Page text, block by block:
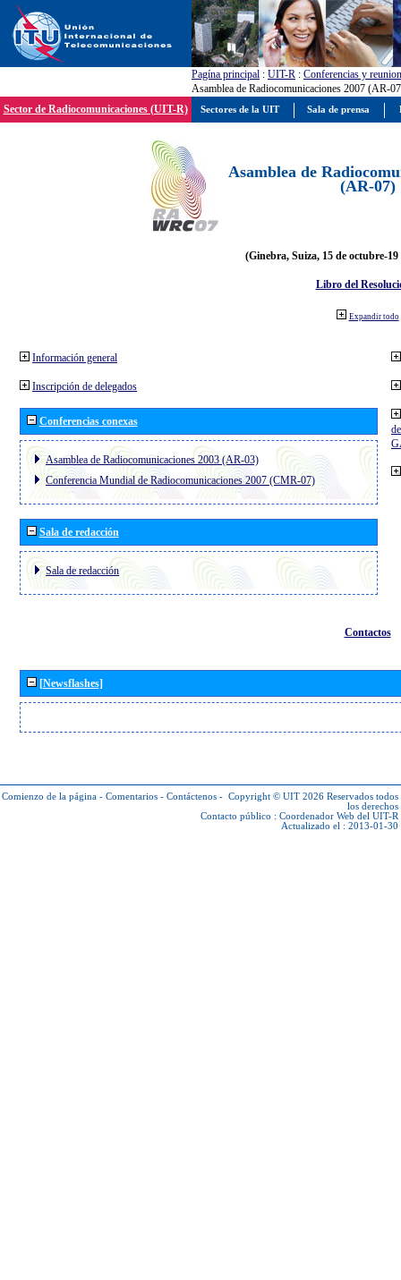
Pagína principal : UIT-R : Conferencias y
Asamblea de Radiocomunicaciones 2007 (AR-
Sector de Radiocomunicaciones (UIT-R)
Asamblea de
(AR-07)
(Ginebra, Suiza, 15 de octubre-19
Libro del
Expandir todo
Información general
Inscripción de delegados
Conferencias conexas
Asamblea de Radiocomunicaciones 2003 (AR-03)
Conferencia Mundial de Radiocomunicaciones 2007 (CMR-07)
Sala de redacción
Sala de redacción
Contactos
[Newsflashes]
Comienzo de la página - Comentarios - Contáctenos - Copyright © UIT 2026 Reservados todos
los derechos
Contacto público : Coordenador Web del UIT-R
Actualizado el : 2013-01-30
Sectores de la UIT Sala de prensa